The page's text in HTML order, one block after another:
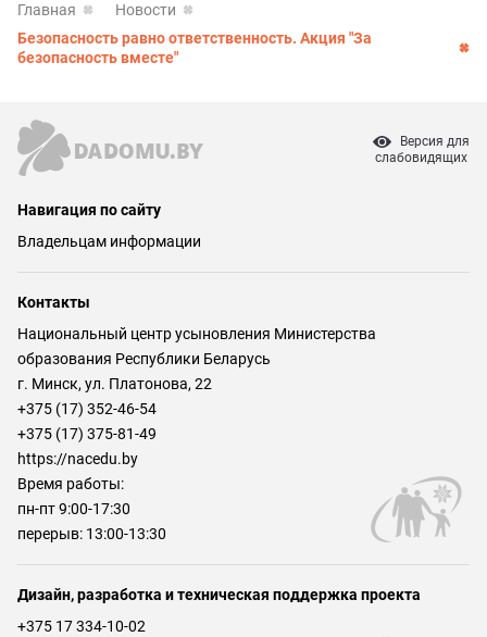
Главная
Новости
Безопасность равно ответственность. Акция "За
безопасность вместе"
Версия для
слабовидящих
Навигация по сайту
Владельцам информации
Контакты
Национальный центр усыновления Министерства
образования Республики Беларусь
г. Минск, ул. Платонова, 22
+375 (17) 352-46-54
+375 (17) 375-81-49
https://nacedu.by
Время работы:
пн-пт 9:00-17:30
перерыв: 13:00-13:30
Дизайн, разработка и техническая поддержка проекта
+375 17 334-10-02